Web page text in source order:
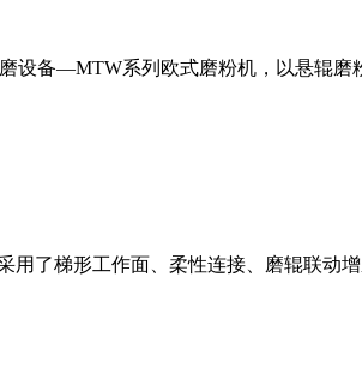
设备—MTW系列欧式磨粉机，以悬辊磨
了梯形工作面、柔性连接、磨辊联动